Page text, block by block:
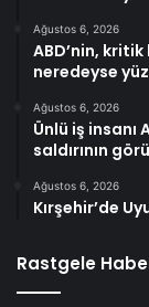
Ağustos 6, 2026
ABD’nin,
neredeyse
Ağustos 6, 2026
Ünlü iş insanı
saldırının
Ağustos 6, 2026
Kırşehir’de
Rastgele